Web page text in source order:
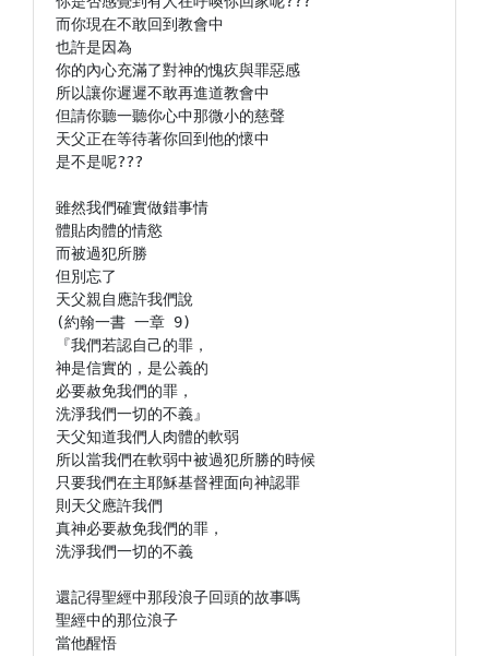
而你現在不敢回到教會中
也許是因為
你的內心充滿了對神的愧疚與罪惡感
所以讓你遲遲不敢再進道教會中
但請你聽一聽你心中那微小的慈聲
天父正在等待著你回到他的懷中
是不是呢???
雖然我們確實做錯事情
體貼肉體的情慾
而被過犯所勝
但別忘了
天父親自應許我們說
(約翰一書 一章 9)
『我們若認自己的罪，
神是信實的，是公義的
必要赦免我們的罪，
洗淨我們一切的不義』
天父知道我們人肉體的軟弱
所以當我們在軟弱中被過犯所勝的時候
只要我們在主耶穌基督裡面向神認罪
則天父應許我們
真神必要赦免我們的罪，
洗淨我們一切的不義
還記得聖經中那段浪子回頭的故事嗎
聖經中的那位浪子
當他醒悟